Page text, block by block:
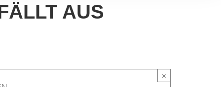
AUS
×